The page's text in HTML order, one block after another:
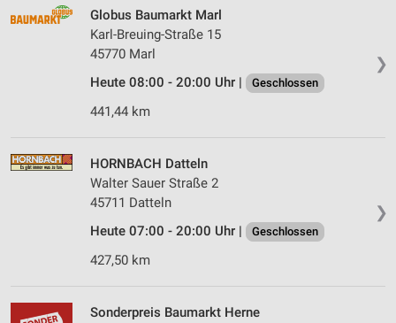
❯
Globus Baumarkt Marl
Karl-Breuing-Straße 15
45770 Marl
Heute 08:00 - 20:00 Uhr |
Geschlossen
441,44 km
❯
HORNBACH Datteln
Walter Sauer Straße 2
45711 Datteln
Heute 07:00 - 20:00 Uhr |
Geschlossen
427,50 km
Sonderpreis Baumarkt Herne